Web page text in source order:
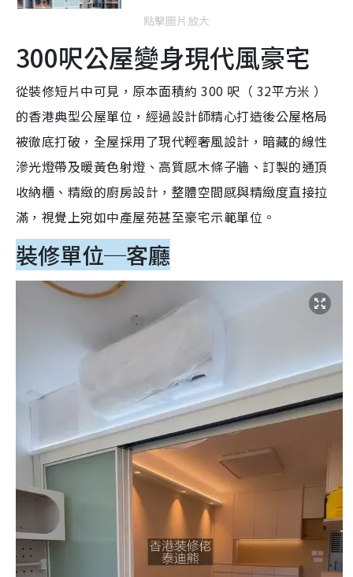
點擊圖片放大
300呎公屋變身現代風豪宅
從裝修短片中可見，原本面積約 300 呎（ 32平方米 ）
的香港典型公屋單位，經過設計師精心打造後公屋格局
被徹底打破，全屋採用了現代輕奢風設計，暗藏的線性
滲光燈帶及暖黃色射燈、高質感木條子牆、訂製的通頂
收納櫃、精緻的廚房設計，整體空間感與精緻度直接拉
滿，視覺上宛如中產屋苑甚至豪宅示範單位。
裝修單位─客廳